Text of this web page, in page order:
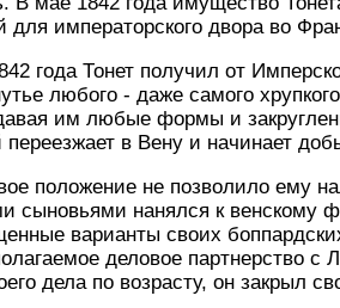
для императорского двора во
года Тонет получил от
любого - даже самого
им любые формы и
в Вену и начинает
положение не позволило ему
сыновьями нанялся к венскому
варианты своих
деловое партнерство
дела по возрасту, он закрыл